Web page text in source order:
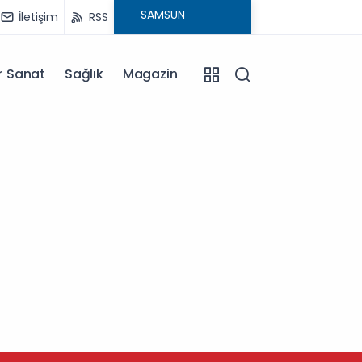
İletişim RSS
Sanat Sağlık Magazin